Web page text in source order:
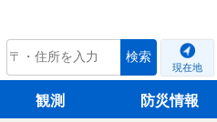
tenki.jp 検索
現在地
観測 防災情報